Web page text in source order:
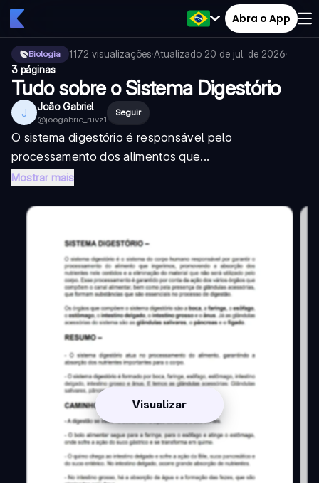
Abra o App
Biologia 1.172 visualizações·Atualizado 20 de jul. de 2026·
3 páginas
Tudo sobre o Sistema Digestório
J João Gabriel
@joogabrie_ruvz1
Seguir
O sistema digestório é responsável pelo
processamento dos alimentos que...
Mostrar mais
Visualizar